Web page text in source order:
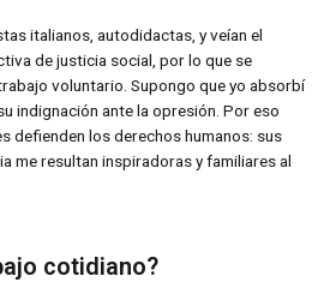
italianos, autodidactas, y veían el
de justicia social, por lo que se
voluntario. Supongo que yo absorbí
indignación ante la opresión. Por eso
defienden los derechos humanos: sus
me resultan inspiradoras y familiares al
cotidiano?